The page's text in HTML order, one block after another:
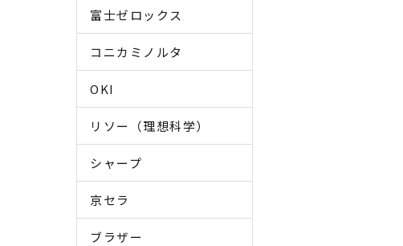
富士ゼロックス
コニカミノルタ
OKI
リソー（理想科学）
シャープ
京セラ
ブラザー